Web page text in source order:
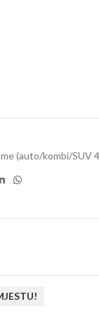
(auto/kombi/SUV